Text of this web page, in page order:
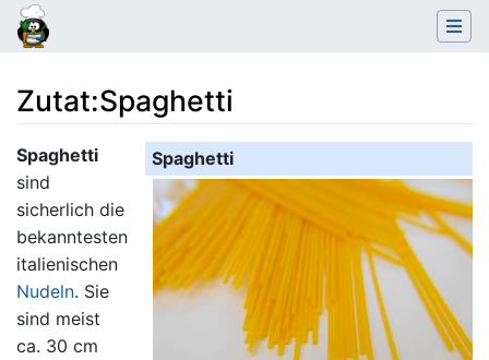
Zutat:Spaghetti
Wechseln zu: Navigation,Suche
Spaghetti
Spaghetti
sind
sicherlich die
bekanntesten
italienischen
Nudeln. Sie
sind meist
ca. 30 cm